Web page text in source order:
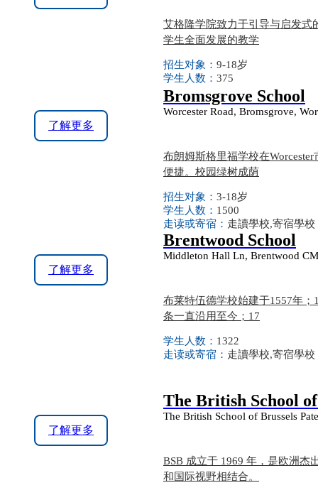
艾格隆学院致力于引导与启发式
学生全面发展的教学
招生对象： 9-18岁
学生人数： 375
了解更多
Bromsgrove School
Worcester Road, Bromsgrove,
布朗姆斯格里福学校在
便捷。校园绿树成荫
招生对象： 3-18岁
学生人数： 1500
走读或寄宿： 走讀學校,寄宿學校
了解更多
Brentwood School
Middleton Hall Ln, Brentwood
布莱特伍德学校始建于1557年
条一直沿用至今；17
学生人数： 1322
走读或寄宿： 走讀學校,寄宿學校
了解更多
The British School
The British School of Brussels
BSB 成立于 1969 年，是欧洲杰
和国际视野相结合。